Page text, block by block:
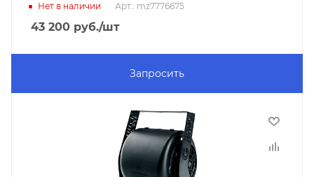
Нет в наличии Арт.: mz7776675
43 200 руб./шт
Запросить